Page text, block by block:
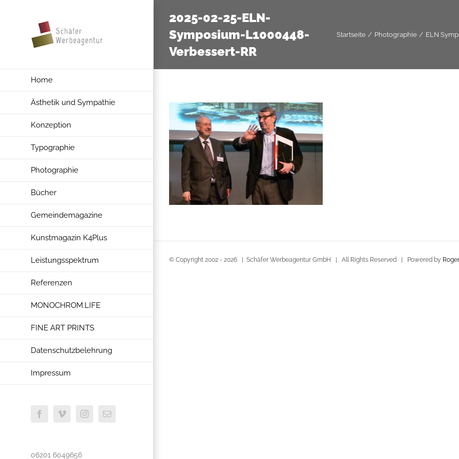
Home
Ästhetik und Sympathie
Konzeption
Typographie
Photographie
Bücher
Gemeindemagazine
Kunstmagazin K4Plus
Leistungsspektrum
Referenzen
MONOCHROM.LIFE
FINE ART PRINTS
Datenschutzbelehrung
Impressum
FacebookVimeoInstagram
E-
06201 6049656
2025-02-25-ELN-
Symposium-L1000448-
Verbessert-RR
Startseite Photographie ELN
© Copyright 2002 - 2026 | Schäfer Werbeagentur GmbH | All Rights Reserved | Powered by